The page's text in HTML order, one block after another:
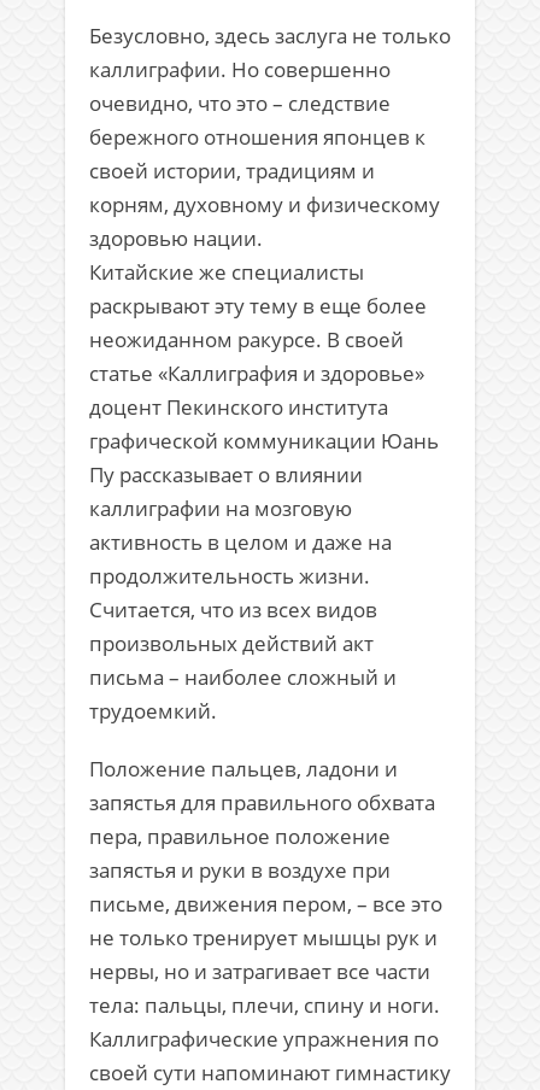
Безусловно, здесь заслуга не только
каллиграфии. Но совершенно
очевидно, что это – следствие
бережного отношения японцев к
своей истории, традициям и
корням, духовному и физическому
здоровью нации.
Китайские же специалисты
раскрывают эту тему в еще более
неожиданном ракурсе. В своей
статье «Каллиграфия и здоровье»
доцент Пекинского института
графической коммуникации Юань
Пу рассказывает о влиянии
каллиграфии на мозговую
активность в целом и даже на
продолжительность жизни.
Считается, что из всех видов
произвольных действий акт
письма – наиболее сложный и
трудоемкий.
Положение пальцев, ладони и
запястья для правильного обхвата
пера, правильное положение
запястья и руки в воздухе при
письме, движения пером, – все это
не только тренирует мышцы рук и
нервы, но и затрагивает все части
тела: пальцы, плечи, спину и ноги.
Каллиграфические упражнения по
своей сути напоминают гимнастику